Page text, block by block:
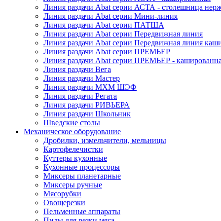
Линия раздачи Abat серии АСТА - столешница
Линия раздачи Abat серии Мини-линия
Линия раздачи Abat серии ПАТША
Линия раздачи Abat серии Передвижная линия
Линия раздачи Abat серии Передвижная линия
Линия раздачи Abat серии ПРЕМЬЕР
Линия раздачи Abat серии ПРЕМЬЕР -
Линия раздачи Вега
Линия раздачи Мастер
Линия раздачи МХМ ШЭФ
Линия раздачи Регата
Линия раздачи РИВЬЕРА
Линия раздачи Школьник
Шведские столы
Механическое оборудование
Дробилки, измельчители, мельницы
Картофелечистки
Куттеры кухонные
Кухонные процессоры
Миксеры планетарные
Миксеры ручные
Мясорубки
Овощерезки
Пельменные аппараты